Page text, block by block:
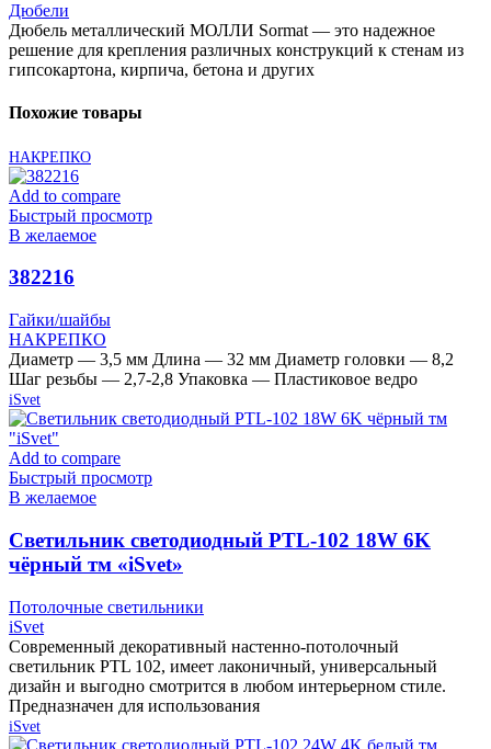
Дюбели
Дюбель металлический МОЛЛИ Sormat — это надежное
решение для крепления различных конструкций к стенам из
гипсокартона, кирпича, бетона и других
Похожие товары
НАКРЕПКО
Add to compare
Быстрый просмотр
В желаемое
382216
Гайки/шайбы
НАКРЕПКО
Диаметр — 3,5 мм Длина — 32 мм Диаметр головки — 8,2
Шаг резьбы — 2,7-2,8 Упаковка — Пластиковое ведро
iSvet
Add to compare
Быстрый просмотр
В желаемое
Cветильник светодиодный PTL-102 18W 6K
чёрный тм «iSvet»
Потолочные светильники
iSvet
Современный декоративный настенно-потолочный
светильник PTL 102, имеет лаконичный, универсальный
дизайн и выгодно смотрится в любом интерьерном стиле.
Предназначен для использования
iSvet